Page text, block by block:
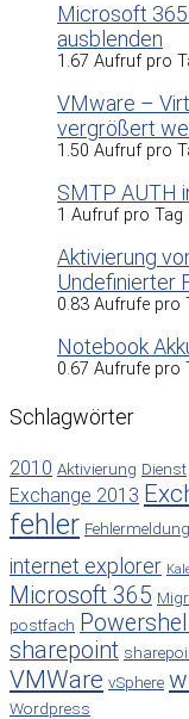
Microsoft 365
ausblenden
1.67 Aufruf pro
VMware –
vergrößert
1.50 Aufruf pro
SMTP AUTH
1 Aufruf pro Tag
Aktivierung
Undefinierter
0.83 Aufrufe pro
Notebook
0.67 Aufrufe pro
Schlagwörter
2010 Aktivierung Dienst
Exchange 2013
fehler Fehlermeldung
internet explorer
Microsoft 365
postfach Powershell
sharepoint
VMWare vSphere
Wordpress